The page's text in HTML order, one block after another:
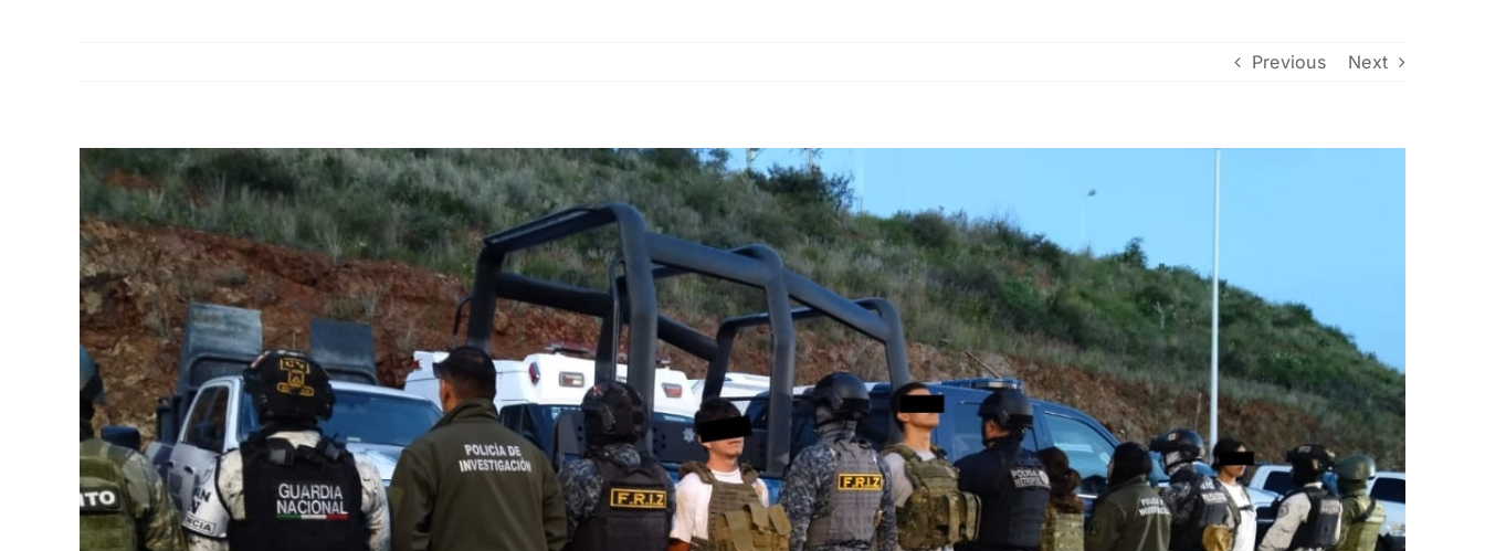
Previous Next
View
Larger
Image